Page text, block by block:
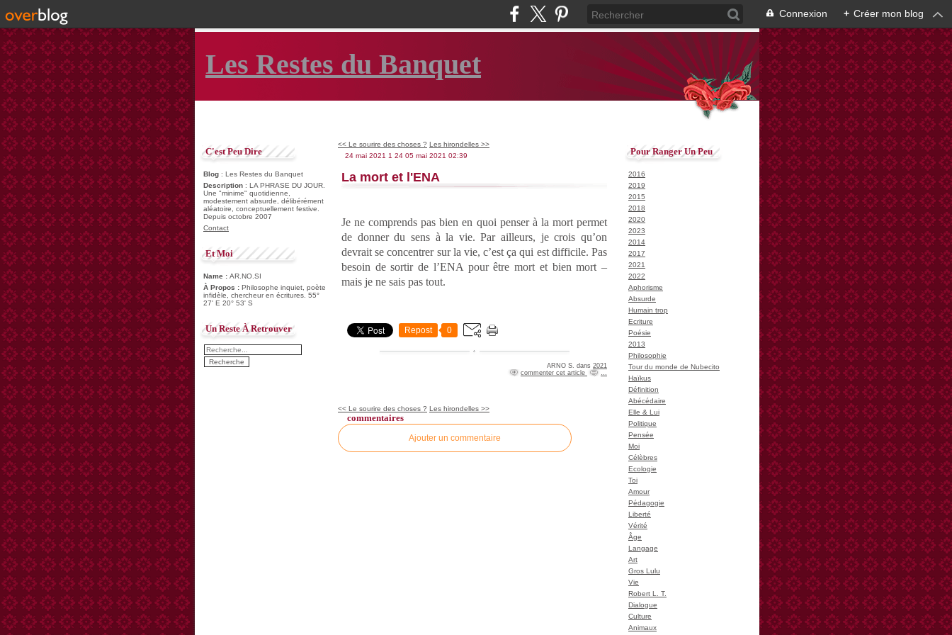
Connexion + Créer mon blog
Les Restes du Banquet
C'est Peu Dire
Blog : Les Restes du Banquet
Description : LA PHRASE DU JOUR.
Une "minime" quotidienne,
modestement absurde, délibérément
aléatoire, conceptuellement festive.
Depuis octobre 2007
Contact
Et Moi
Name : AR.NO.SI
À Propos : Philosophe inquiet, poète
infidèle, chercheur en écritures. 55°
27' E 20° 53' S
Un Reste À Retrouver
<< Le sourire des choses ? Les hirondelles >>
24 mai 2021 1 24 05 mai 2021 02:39
La mort et l'ENA
Je ne comprends pas bien en quoi penser à la mort permet
de donner du sens à la vie. Par ailleurs, je crois qu’on
devrait se concentrer sur la vie, c’est ça qui est difficile. Pas
besoin de sortir de l’ENA pour être mort et bien mort –
mais je ne sais pas tout.
Repost 0
ARNO S. dans 2021
commenter cet article
<< Le sourire des choses ? Les hirondelles >>
commentaires
Ajouter un commentaire
Pour Ranger Un Peu
2016
2019
2015
2018
2020
2023
2014
2017
2021
2022
Aphorisme
Absurde
Humain trop
Ecriture
Poésie
2013
Philosophie
Tour du monde de Nubecito
Haïkus
Définition
Abécédaire
Elle & Lui
Politique
Pensée
Moi
Célèbres
Ecologie
Toi
Amour
Pédagogie
Liberté
Vérité
Âge
Langage
Art
Gros Lulu
Vie
Robert L. T.
Dialogue
Culture
Animaux